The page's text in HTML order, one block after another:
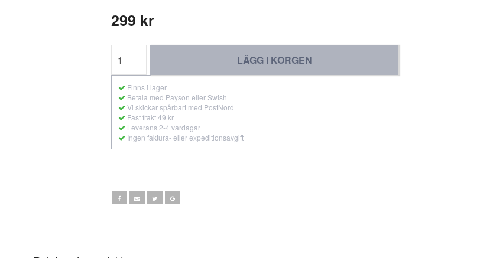
299 kr
LÄGG I KORGEN
Finns i lager
Betala med Payson eller Swish
Vi skickar spårbart med PostNord
Fast frakt 49 kr
Leverans 2-4 vardagar
Ingen faktura- eller expeditionsavgift